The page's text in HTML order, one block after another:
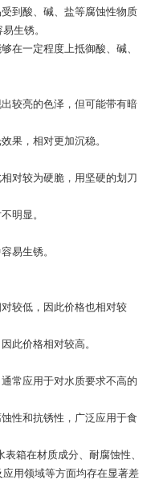
到酸、碱、盐等腐蚀性物质
生锈。
在一定程度上抵御酸、碱、
较亮的色泽，但可能带有暗
果，相对更加沉稳。
对较为硬脆，用坚硬的划刀
明显。
易生锈。
较低，因此价格也相对较
此价格相对较高。
常应用于对水质要求不高的
性和抗锈性，广泛应用于食
箱在材质成分、耐腐蚀性、
用领域等方面均存在显著差